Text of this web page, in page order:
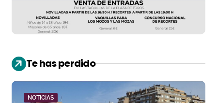
Te has perdido
NOTICIAS